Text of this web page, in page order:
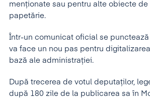
menționate sau pentru alte obiecte de
papetărie.
Într-un comunicat oficial se
va face un nou pas pentru
bază ale administrației.
După trecerea de votul deputaților,
după 180 zile de la publicarea sa în